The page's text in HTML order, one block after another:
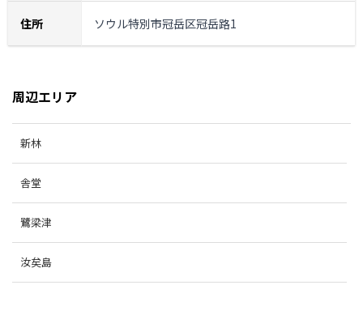
住所 ソウル特別市冠岳区冠岳路1
周辺エリア
新林
舎堂
鷺梁津
汝矣島